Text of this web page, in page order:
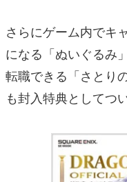
さらにゲーム内でキ
になる「ぬいぐるみ
転職できる「さとり
も封入特典としてつ